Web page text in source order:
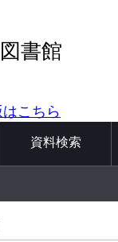
書館
こちら
資料検索